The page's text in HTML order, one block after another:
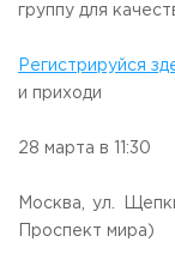
Приемная комиссия
сб: с 10:00 до
группу для
Регистрируйся
и приходи
28 марта в 11:30
Москва, ул.
Проспект мира)